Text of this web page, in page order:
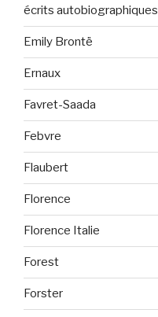
écrits autobiographiques
Emily Brontë
Ernaux
Favret-Saada
Febvre
Flaubert
Florence
Florence Italie
Forest
Forster